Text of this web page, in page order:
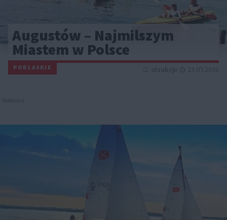
Augustów – Najmilszym
Miastem w Polsce
PODLASKIE